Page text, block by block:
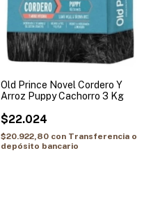
Old Prince Novel Cordero Y
Arroz Puppy Cachorro 3 Kg
$22.024
$20.922,80 con Transferencia o
depósito bancario